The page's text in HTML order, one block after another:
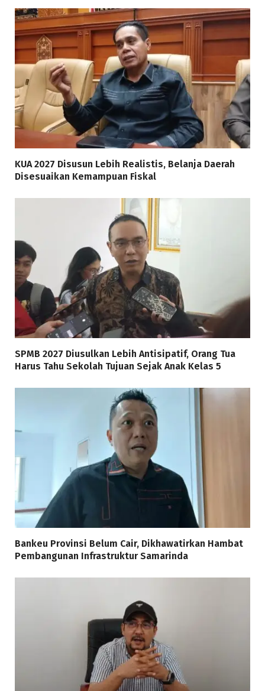
KUA 2027 Disusun Lebih Realistis, Belanja Daerah
Disesuaikan Kemampuan Fiskal
SPMB 2027 Diusulkan Lebih Antisipatif, Orang Tua
Harus Tahu Sekolah Tujuan Sejak Anak Kelas 5
Bankeu Provinsi Belum Cair, Dikhawatirkan Hambat
Pembangunan Infrastruktur Samarinda